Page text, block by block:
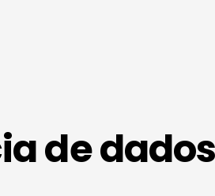
de dados